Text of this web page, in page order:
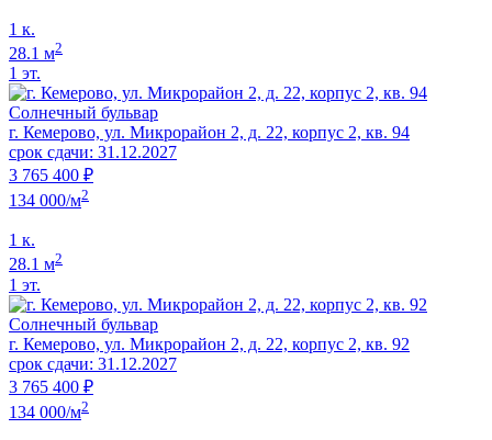
1 к.
28.1 м2
1 эт.
Солнечный бульвар
г. Кемерово, ул. Микрорайон 2, д. 22, корпус 2, кв. 94
срок сдачи: 31.12.2027
3 765 400 ₽
134 000/м2
1 к.
28.1 м2
1 эт.
Солнечный бульвар
г. Кемерово, ул. Микрорайон 2, д. 22, корпус 2, кв. 92
срок сдачи: 31.12.2027
3 765 400 ₽
134 000/м2